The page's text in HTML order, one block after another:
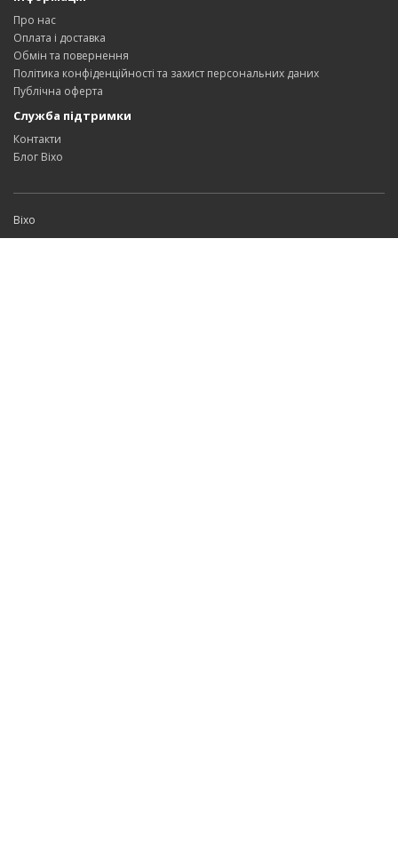
Про нас
Оплата і доставка
Обмін та повернення
Політика конфіденційності та захист персональних даних
Публічна оферта
Служба підтримки
Контакти
Блог Bixo
Bixo